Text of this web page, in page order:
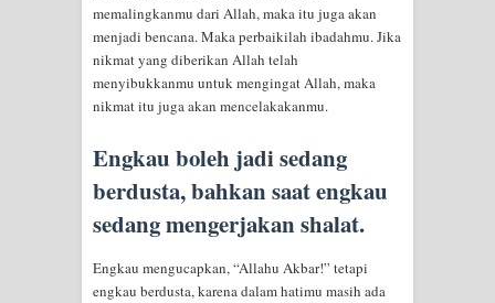
TETAPI JALAN MEMBERSIHKAN
HATI
"Kotoran Yang Paling Bahaya Bukan
Pada Pakaian, Tetapi Pada Qalbi"
memalingkanmu dari Allah, maka itu juga akan
menjadi bencana. Maka perbaikilah ibadahmu. Jika
nikmat yang diberikan Allah telah
menyibukkanmu untuk mengingat Allah, maka
nikmat itu juga akan mencelakakanmu.
Engkau boleh jadi sedang
berdusta, bahkan saat engkau
sedang mengerjakan shalat.
Engkau mengucapkan, “Allahu Akbar!” tetapi
engkau berdusta, karena dalam hatimu masih ada